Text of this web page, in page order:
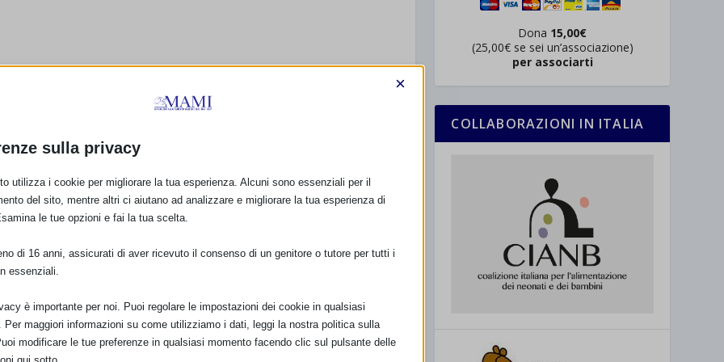
SAM 2014 a Faenza, Lugo e Ravenna
Dona 15,00€
(25,00€ se sei un’associazione)
per associarti
COLLABORAZIONI IN ITALIA
sulla privacy
×
utilizza i cookie per migliorare la tua esperienza. Alcuni sono essenziali per il
del sito, mentre altri ci aiutano ad analizzare e migliorare la tua esperienza di
le tue opzioni e fai la tua scelta.
di 16 anni, assicurati di aver ricevuto il consenso di un genitore o tutore per tutti i
essenziali.
è importante per noi. Puoi regolare le impostazioni dei cookie in qualsiasi
Per maggiori informazioni su come utilizziamo i dati, leggi la nostra politica sulla
modificare le tue preferenze in qualsiasi momento facendo clic sul pulsante delle